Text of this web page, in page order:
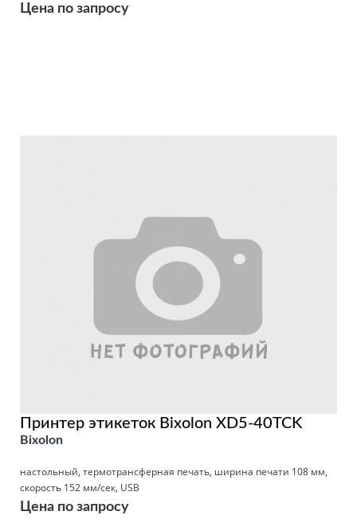
Цена по запросу
Принтер этикеток Bixolon XD5-40TCK
Bixolon
настольный, термотрансферная печать, ширина печати 108 мм,
скорость 152 мм/сек, USB
Цена по запросу